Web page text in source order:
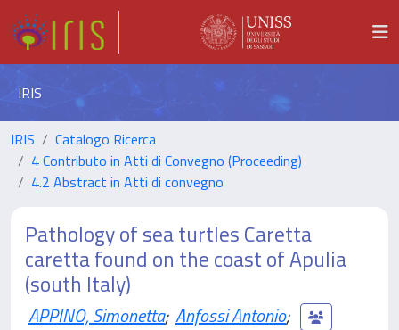
IRIS
IRIS
Catalogo Ricerca
4 Contributo in Atti di Convegno (Proceeding)
4.2 Abstract in Atti di convegno
Pathology of sea turtles Caretta
caretta found on the coast of Apulia
(south Italy)
APPINO, Simonetta; Anfossi Antonio;